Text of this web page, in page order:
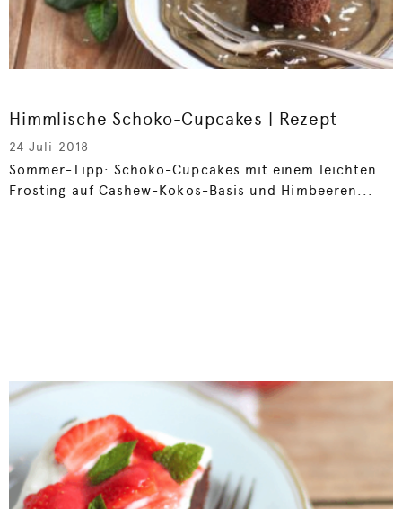
Himmlische Schoko-Cupcakes | Rezept
24 Juli 2018
Sommer-Tipp: Schoko-Cupcakes mit einem leichten
Frosting auf Cashew-Kokos-Basis und Himbeeren...